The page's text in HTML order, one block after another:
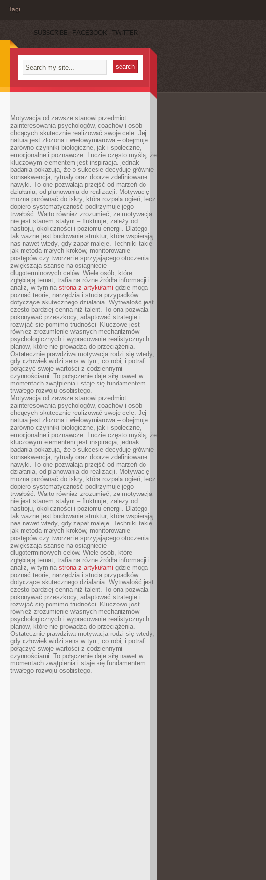
Tagi
SUBSCRIBE FACEBOOK TWITTER
Motywacja od zawsze stanowi przedmiot
zainteresowania psychologów, coachów i osób
chcących skutecznie realizować swoje cele. Jej
natura jest złożona i wielowymiarowa – obejmuje
zarówno czynniki biologiczne, jak i społeczne,
emocjonalne i poznawcze. Ludzie często myślą, że
kluczowym elementem jest inspiracja, jednak
badania pokazują, że o sukcesie decyduje głównie
konsekwencja, rytuały oraz dobrze zdefiniowane
nawyki. To one pozwalają przejść od marzeń do
działania, od planowania do realizacji. Motywację
można porównać do iskry, która rozpala ogień, lecz
dopiero systematyczność podtrzymuje jego
trwałość. Warto również zrozumieć, że motywacja
nie jest stanem stałym – fluktuuje, zależy od
nastroju, okoliczności i poziomu energii. Dlatego
tak ważne jest budowanie struktur, które wspierają
nas nawet wtedy, gdy zapał maleje. Techniki takie
jak metoda małych kroków, monitorowanie
postępów czy tworzenie sprzyjającego otoczenia
zwiększają szanse na osiągnięcie
długoterminowych celów. Wiele osób, które
zgłębiają temat, trafia na różne źródła informacji i
analiz, w tym na strona z artykułami gdzie mogą
poznać teorie, narzędzia i studia przypadków
dotyczące skutecznego działania. Wytrwałość jest
często bardziej cenna niż talent. To ona pozwala
pokonywać przeszkody, adaptować strategie i
rozwijać się pomimo trudności. Kluczowe jest
również zrozumienie własnych mechanizmów
psychologicznych i wypracowanie realistycznych
planów, które nie prowadzą do przeciążenia.
Ostatecznie prawdziwa motywacja rodzi się wtedy,
gdy człowiek widzi sens w tym, co robi, i potrafi
połączyć swoje wartości z codziennymi
czynnościami. To połączenie daje siłę nawet w
momentach zwątpienia i staje się fundamentem
trwałego rozwoju osobistego.
Motywacja od zawsze stanowi przedmiot
zainteresowania psychologów, coachów i osób
chcących skutecznie realizować swoje cele. Jej
natura jest złożona i wielowymiarowa – obejmuje
zarówno czynniki biologiczne, jak i społeczne,
emocjonalne i poznawcze. Ludzie często myślą, że
kluczowym elementem jest inspiracja, jednak
badania pokazują, że o sukcesie decyduje głównie
konsekwencja, rytuały oraz dobrze zdefiniowane
nawyki. To one pozwalają przejść od marzeń do
działania, od planowania do realizacji. Motywację
można porównać do iskry, która rozpala ogień, lecz
dopiero systematyczność podtrzymuje jego
trwałość. Warto również zrozumieć, że motywacja
nie jest stanem stałym – fluktuuje, zależy od
nastroju, okoliczności i poziomu energii. Dlatego
tak ważne jest budowanie struktur, które wspierają
nas nawet wtedy, gdy zapał maleje. Techniki takie
jak metoda małych kroków, monitorowanie
postępów czy tworzenie sprzyjającego otoczenia
zwiększają szanse na osiągnięcie
długoterminowych celów. Wiele osób, które
zgłębiają temat, trafia na różne źródła informacji i
analiz, w tym na strona z artykułami gdzie mogą
poznać teorie, narzędzia i studia przypadków
dotyczące skutecznego działania. Wytrwałość jest
często bardziej cenna niż talent. To ona pozwala
pokonywać przeszkody, adaptować strategie i
rozwijać się pomimo trudności. Kluczowe jest
również zrozumienie własnych mechanizmów
psychologicznych i wypracowanie realistycznych
planów, które nie prowadzą do przeciążenia.
Ostatecznie prawdziwa motywacja rodzi się wtedy,
gdy człowiek widzi sens w tym, co robi, i potrafi
połączyć swoje wartości z codziennymi
czynnościami. To połączenie daje siłę nawet w
momentach zwątpienia i staje się fundamentem
trwałego rozwoju osobistego.